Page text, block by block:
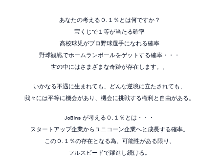
あなたの考える０.１％とは何ですか？
宝くじで１等が当たる確率
高校球児がプロ野球選手になれる確率
野球観戦でホームランボールをゲットする確率・・・
世の中にはさまざまな奇跡が存在します。。
いかなる不遇に生まれても、どんな逆境に立たされても、
我々には平等に機会があり、機会に挑戦する権利と自由がある。
JoBins が考える０.１％とは・・・
スタートアップ企業からユニコーン企業へと成長する確率。
この０.１％の存在となる為、可能性がある限り、
フルスピードで躍進し続ける。